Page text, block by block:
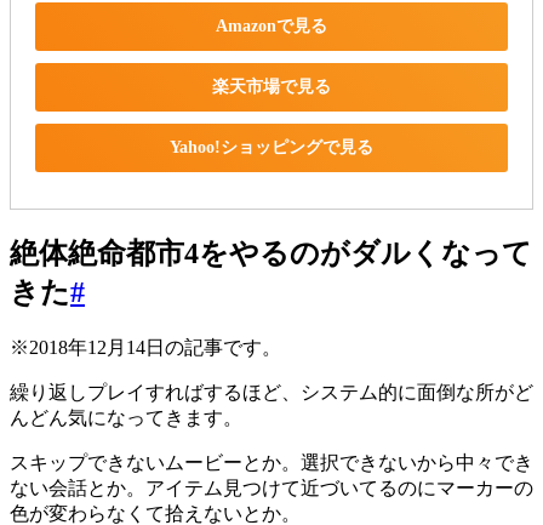
Amazonで見る
楽天市場で見る
Yahoo!ショッピングで見る
絶体絶命都市4をやるのがダルくなって
きた#
※2018年12月14日の記事です。
繰り返しプレイすればするほど、システム的に面倒な所がど
んどん気になってきます。
スキップできないムービーとか。選択できないから中々でき
ない会話とか。アイテム見つけて近づいてるのにマーカーの
色が変わらなくて拾えないとか。